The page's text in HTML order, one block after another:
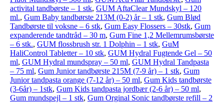
activital tandbørste – 1 stk, GUM AftaClear Mundskyl – 120
ml., Gum Baby tandbørste 213M (0-2) år – 1 stk, Gum Blød
Tandbørste til voksne – 6 stk, Gum Easy Flossers – 30stk, Gum
expanderende tandtråd – 30 m, Gum Fine 1,2 Mellemrumsbørste
– 6 stk., GUM flossbrush str. 1 Dolphin – 1 stk, GuM
HaliControl Tabletter – 10 stk, GUM Hydral Fugtende Gel – 50
ml, GUM Hydral mundspray – 50 ml, GUM Hydral Tandpasta
– 75 ml, Gum Junior tandbørste 215M (7-9 år) – 1 stk, Gum
Junior tandpasta orange (7-12 år) – 50 ml, Gum Kids tandbørste
(3-6år) – 1stk, Gum Kids tandpasta jordbær (2-6 år) – 50 ml,
Gum mundspejl – 1 stk, Gum Orginal Sonic tandbørste refill – 2